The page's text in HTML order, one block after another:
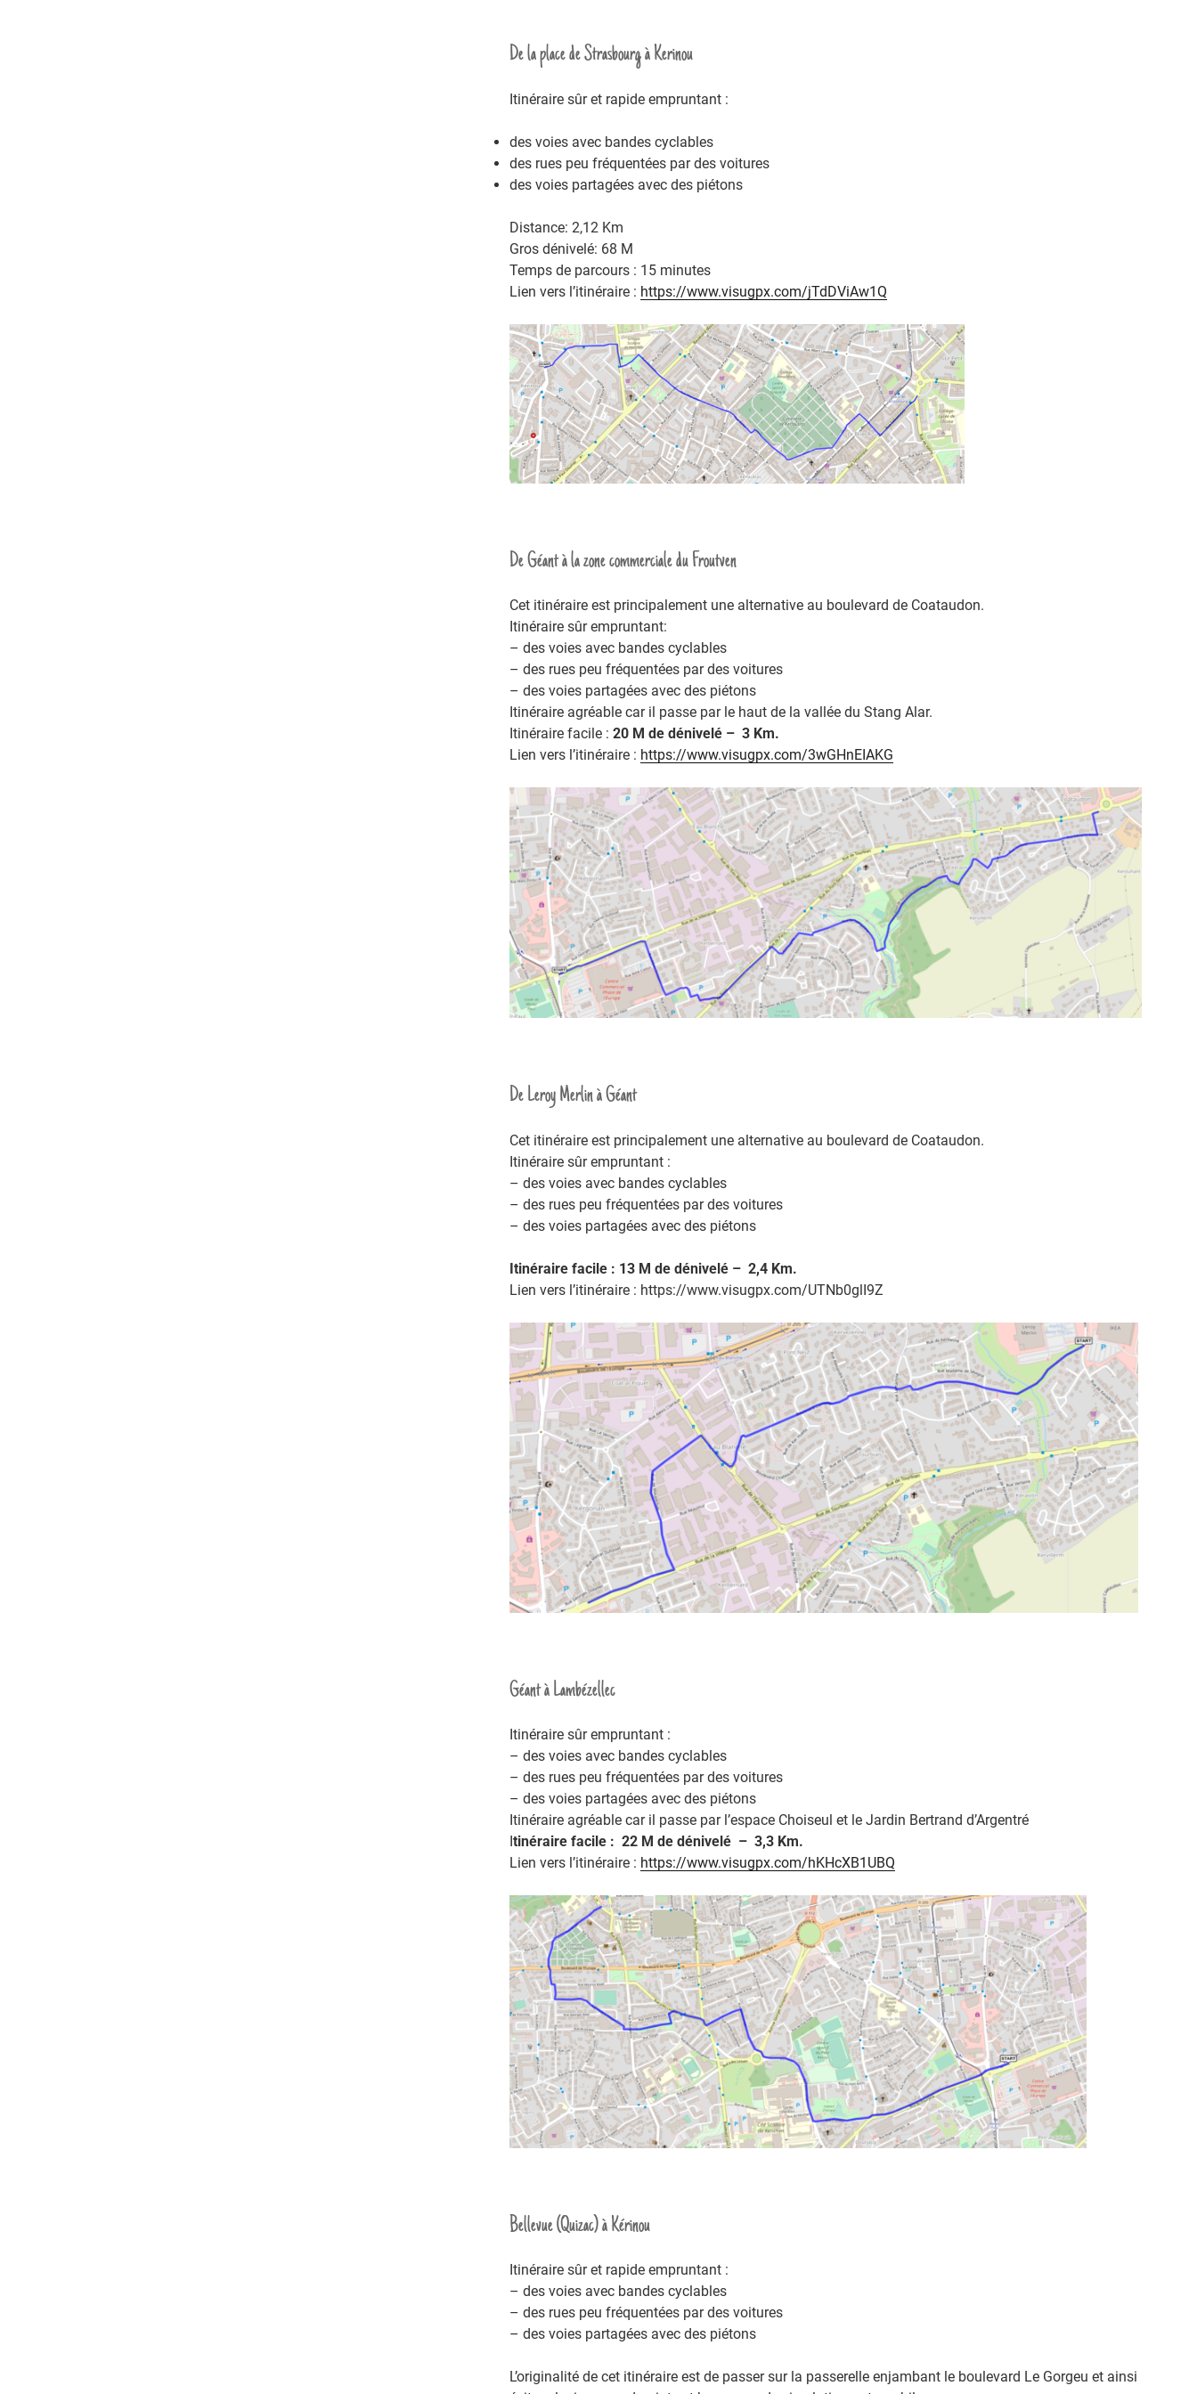
De la place de Strasbourg à Kerinou
Itinéraire sûr et rapide empruntant :
des voies avec bandes cyclables
des rues peu fréquentées par des voitures
des voies partagées avec des piétons
Distance: 2,12 Km
Gros dénivelé: 68 M
Temps de parcours : 15 minutes
Lien vers l’itinéraire : https://www.visugpx.com/jTdDViAw1Q
De Géant à la zone commerciale du Froutven
Cet itinéraire est principalement une alternative au boulevard de Coataudon.
Itinéraire sûr empruntant:
– des voies avec bandes cyclables
– des rues peu fréquentées par des voitures
– des voies partagées avec des piétons
Itinéraire agréable car il passe par le haut de la vallée du Stang Alar.
Itinéraire facile :20 M de dénivelé – 3 Km.
Lien vers l’itinéraire : https://www.visugpx.com/3wGHnEIAKG
De Leroy Merlin à Géant
Cet itinéraire est principalement une alternative au boulevard de Coataudon.
Itinéraire sûr empruntant :
– des voies avec bandes cyclables
– des rues peu fréquentées par des voitures
– des voies partagées avec des piétons
Itinéraire facile : 13 M de dénivelé – 2,4 Km.
Lien vers l’itinéraire : https://www.visugpx.com/UTNb0glI9Z
Géant à Lambézellec
Itinéraire sûr empruntant :
– des voies avec bandes cyclables
– des rues peu fréquentées par des voitures
– des voies partagées avec des piétons
Itinéraire agréable car il passe par l’espace Choiseul et le Jardin Bertrand d’Argentré
Itinéraire facile : 22 M de dénivelé – 3,3 Km.
Lien vers l’itinéraire : https://www.visugpx.com/hKHcXB1UBQ
Bellevue (Quizac) à Kérinou
Itinéraire sûr et rapide empruntant :
– des voies avec bandes cyclables
– des rues peu fréquentées par des voitures
– des voies partagées avec des piétons
L’originalité de cet itinéraire est de passer sur la passerelle enjambant le boulevard Le Gorgeu et ainsi